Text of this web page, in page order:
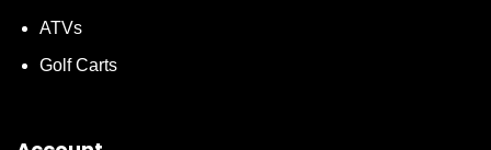
ATVs
Golf Carts